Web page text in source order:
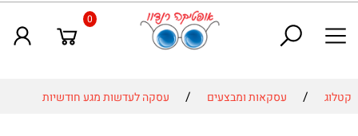
0
קטלוג / עסקאות ומבצעים / עסקה לעדשות מגע חודשיות